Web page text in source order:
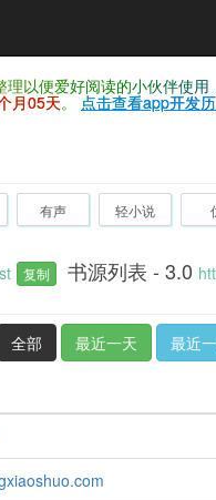
以便爱好阅读的小伙伴使用
月05天。 点击查看app开发
有声 轻小说
复制 书源列表 - 3.0
全部 最近一天 最近